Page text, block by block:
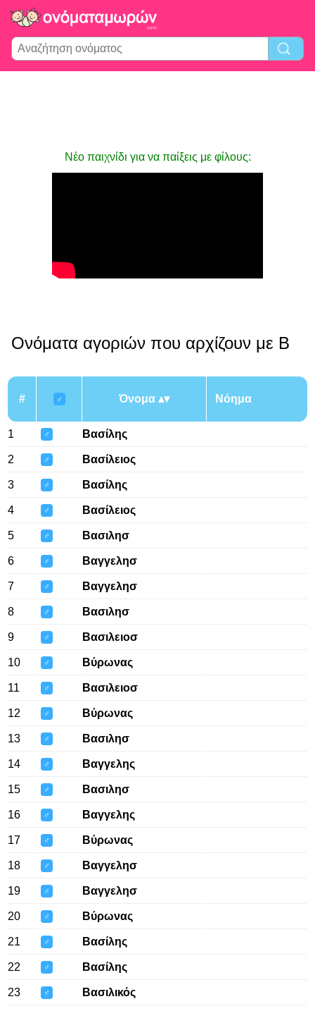
Νέο παιχνίδι για να παίξεις με φίλους:
Ονόματα αγοριών που αρχίζουν με Β
# ♂ Όνομα Νόημα
1 ♂ Βασίλης
2 ♂ Βασίλειος
3 ♂ Βασίλης
4 ♂ Βασίλειος
5 ♂ Βασιλησ
6 ♂ Βαγγελησ
7 ♂ Βαγγελησ
8 ♂ Βασιλησ
9 ♂ Βασιλειοσ
10 ♂ Βύρωνας
11 ♂ Βασιλειοσ
12 ♂ Βύρωνας
13 ♂ Βασιλησ
14 ♂ Βαγγελης
15 ♂ Βασιλησ
16 ♂ Βαγγελης
17 ♂ Βύρωνας
18 ♂ Βαγγελησ
19 ♂ Βαγγελησ
20 ♂ Βύρωνας
21 ♂ Βασίλης
22 ♂ Βασίλης
23 ♂ Βασιλικός